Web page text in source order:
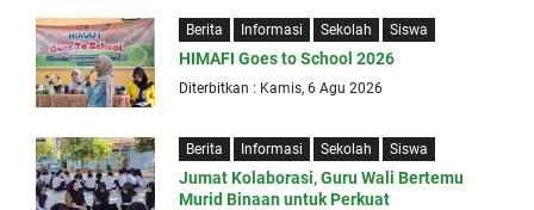
Berita Informasi Sekolah Siswa
HIMAFI Goes to School 2026
Diterbitkan : Kamis, 6 Agu 2026
Berita Informasi Sekolah Siswa
Jumat Kolaborasi, Guru Wali Bertemu
Murid Binaan untuk Perkuat